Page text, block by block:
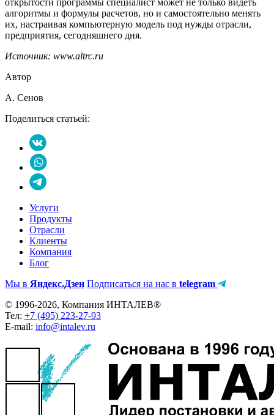
алгоритмы и формулы расчетов, но и самостоятельно менять
их, настраивая компьютерную модель под нужды отрасли,
предприятия, сегодняшнего дня.
Источник: www.altrc.ru
Автор
А. Сенов
Поделиться статьей:
Услуги
Продукты
Отрасли
Клиенты
Компания
Блог
Мы в Яндекс.Дзен Подписаться на нас в telegram
© 1996-2026, Компания ИНТАЛЕВ®
Тел: +7 (495) 223-27-93
E-mail: info@intalev.ru